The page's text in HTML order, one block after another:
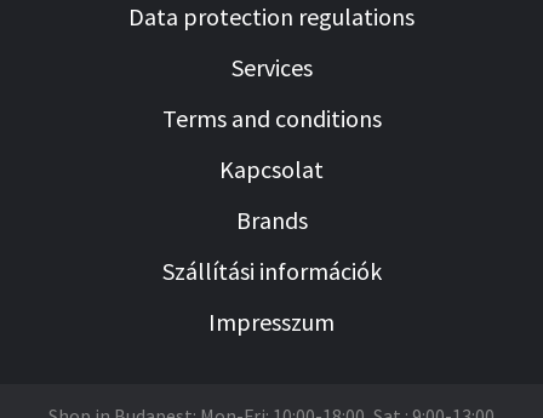
Data protection regulations
Services
Terms and conditions
Kapcsolat
Brands
Szállítási információk
Impresszum